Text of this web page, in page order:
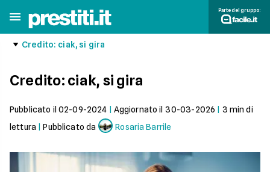
Parte del gruppo:
Credito: ciak, si gira
Credito: ciak, si gira
Pubblicato il 02-09-2024 Aggiornato il 30-03-2026 3 min di
lettura |Pubblicato da Rosaria Barrile